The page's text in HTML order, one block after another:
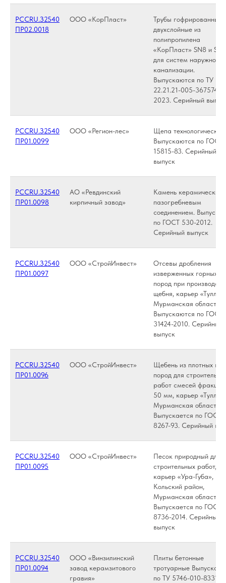
РССRU.З2540
ПР02.0018
ООО «КорПласт»
Трубы гофрированные
двухслойные из
полипропилена
«КорПласт» SN8 и
для систем наружной
канализации.
Выпускаются по ТУ
22.21.21-005-
2023. Серийный
РССRU.З2540
ПР01.0099
ООО «Регион-лес»
Щепа технологическая.
Выпускаются по ГОСТ
15815-83. Серийный
выпуск
РССRU.З2540
ПР01.0098
АО «Ревдинский
кирпичный завод»
Камень керамический
пазогребневым
соединением.
по ГОСТ 530-2012.
Серийный выпуск
РССRU.З2540
ПР01.0097
ООО «СтройИнвест»
Отсевы дробления
изверженных горных
пород при
щебня, карьер
Мурманская область.
Выпускаются по ГОСТ
31424-2010. Серийный
выпуск
РССRU.З2540
ПР01.0096
ООО «СтройИнвест»
Щебень из плотных
пород для
работ смесей фракции
50 мм, карьер
Мурманская область.
Выпускается по ГОСТ
8267-93. Серийный
РССRU.З2540
ПР01.0095
ООО «СтройИнвест»
Песок природный для
строительных работ,
карьер «Ура-Губа»,
Кольский район,
Мурманская область.
Выпускается по ГОСТ
8736-2014. Серийный
выпуск
РССRU.З2540
ПР01.0094
ООО «Винзилинский
завод керамзитового
гравия»
Плиты бетонные
тротуарные
по ТУ 5746-010-